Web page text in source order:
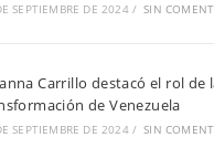
SEPTIEMBRE DE 2024 / SIN
Carrillo destacó el rol de
de Venezuela
SEPTIEMBRE DE 2024 / SIN